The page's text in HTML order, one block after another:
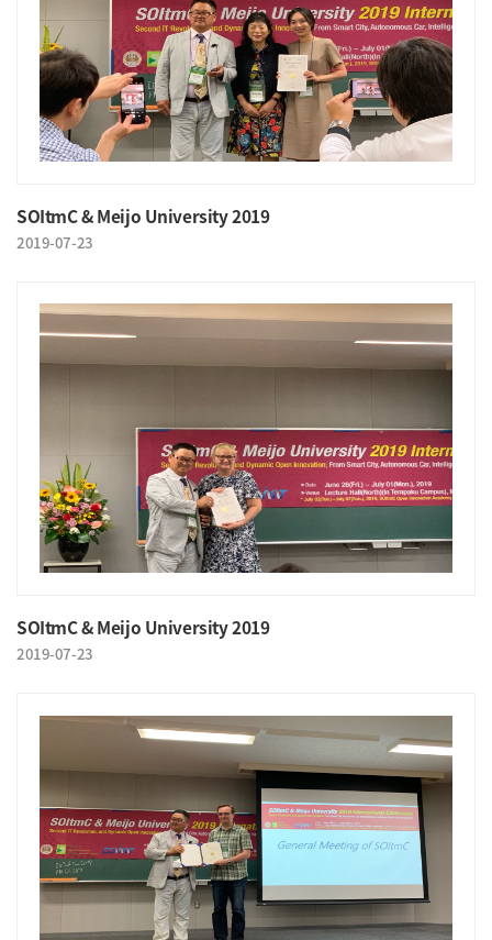
SOItmC & Meijo University 2019
2019-07-23
SOItmC & Meijo University 2019
2019-07-23